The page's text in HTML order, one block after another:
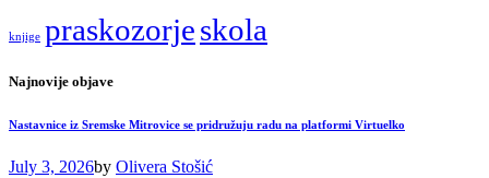
knjige praskozorjeskola
Najnovije objave
Nastavnice iz Sremske Mitrovice se pridružuju radu na platformi Virtuelko
July 3, 2026by Olivera Stošić